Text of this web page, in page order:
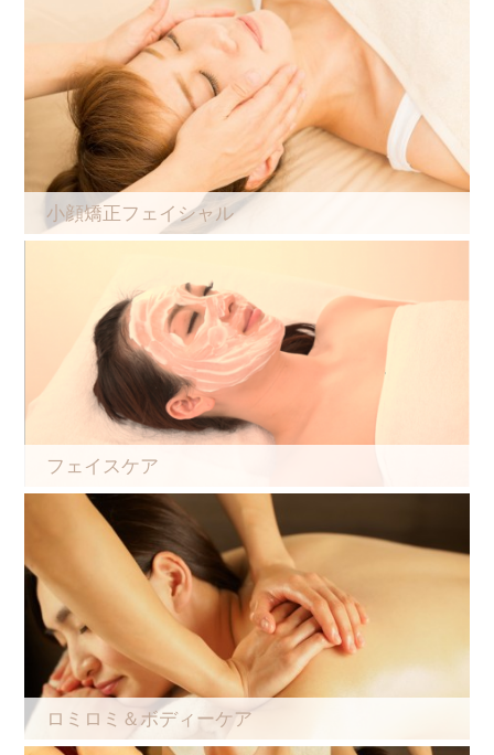
小顔矯正フェイシャル
フェイスケア
ロミロミ＆ボディーケア